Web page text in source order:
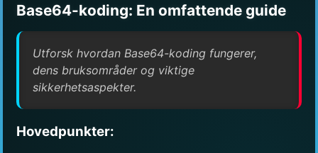
Base64-koding: En omfattende guide
Utforsk hvordan Base64-koding fungerer,
dens bruksområder og viktige
sikkerhetsaspekter.
Hovedpunkter: